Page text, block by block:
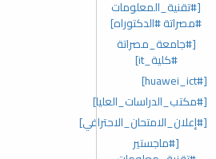
[#تقنية_المعلومات
#مصراتة #الدكتوراه]
[#جامعة_مصراتة
#كلية_it]
[#huawei_ict]
[#مكتب_الدراسات_العليا]
[#إعلان_الامتحان_الاحترافي]
[#ماجستير